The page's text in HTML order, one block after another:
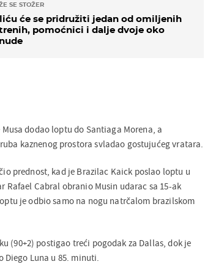
SE STOŽER
će se pridružiti jedan od omiljenih
pomoćnici i dalje dvoje oko
dodao loptu do Santiaga Morena, a
kaznenog prostora svladao gostujućeg vratara.
prednost, kad je Brazilac Kaick poslao loptu u
Rafael Cabral obranio Musin udarac sa 15-ak
je odbio samo na nogu natrčalom brazilskom
(90+2) postigao treći pogodak za Dallas, dok je
Diego Luna u 85. minuti.